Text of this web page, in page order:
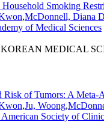
Household Smoking
,McDonnell, Diana
of Medical Sciences
MEDICAL
Risk of Tumors: A Meta-
,Ju, Woong,
American Society of